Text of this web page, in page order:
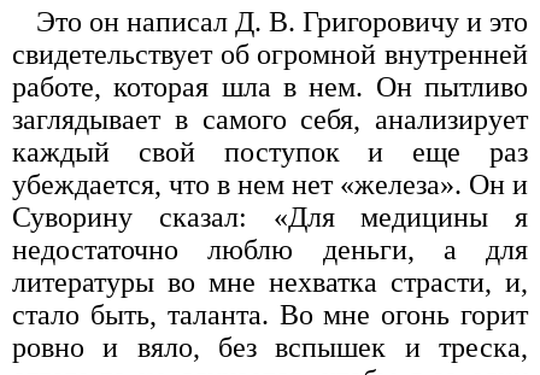
Это он написал Д. В. Григоровичу и это
свидетельствует об огромной внутренней
работе, которая шла в нем. Он пытливо
заглядывает в самого себя, анализирует
каждый свой поступок и еще раз
убеждается, что в нем нет «железа». Он и
Суворину сказал: «Для медицины я
недостаточно люблю деньги, а для
литературы во мне нехватка страсти, и,
стало быть, таланта. Во мне огонь горит
ровно и вяло, без вспышек и треска,